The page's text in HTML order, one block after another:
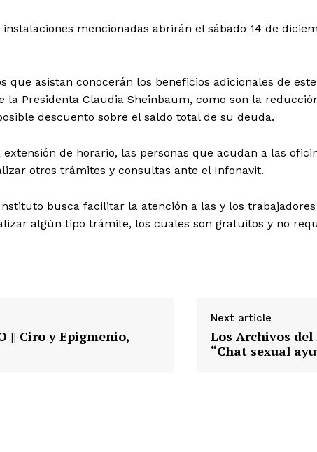
mencionadas abrirán el sábado 14 de
que asistan conocerán los beneficios adicionales de
la Presidenta Claudia Sheinbaum, como son la
descuento sobre el saldo total de su deuda.
de horario, las personas que acudan a las
otros trámites y consultas ante el Infonavit.
busca facilitar la atención a las y los
algún tipo trámite, los cuales son gratuitos y no
|| Ciro y Epigmenio,
Next article
Los Archivos del
“Chat sexual